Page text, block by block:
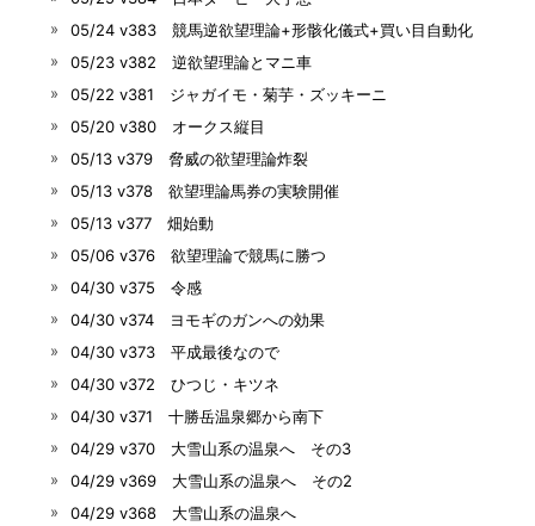
05/24 v383 競馬逆欲望理論+形骸化儀式+買い目自動化
05/23 v382 逆欲望理論とマニ車
05/22 v381 ジャガイモ・菊芋・ズッキーニ
05/20 v380 オークス縦目
05/13 v379 脅威の欲望理論炸裂
05/13 v378 欲望理論馬券の実験開催
05/13 v377 畑始動
05/06 v376 欲望理論で競馬に勝つ
04/30 v375 令感
04/30 v374 ヨモギのガンへの効果
04/30 v373 平成最後なので
04/30 v372 ひつじ・キツネ
04/30 v371 十勝岳温泉郷から南下
04/29 v370 大雪山系の温泉へ その3
04/29 v369 大雪山系の温泉へ その2
04/29 v368 大雪山系の温泉へ